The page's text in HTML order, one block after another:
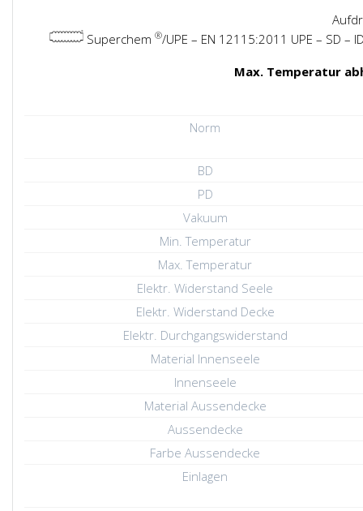
Superchem ®/UPE – EN 12115:2011 UPE – SD –
Max. Temperatur
Norm
BD
PD
Vakuum
Min. Temperatur
Max. Temperatur
Elektr. Widerstand Seele
Elektr. Widerstand Decke
Elektr. Durchgangswiderstand
Material Innenseele
Innenseele
Material Aussendecke
Aussendecke
Farbe Aussendecke
Einlagen